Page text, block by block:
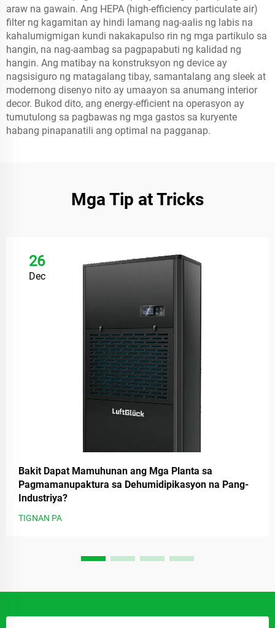
araw na gawain. Ang HEPA (high-efficiency particulate air)
filter ng kagamitan ay hindi lamang nag-aalis ng labis na
kahalumigmigan kundi nakakapulso rin ng mga partikulo sa
hangin, na nag-aambag sa pagpapabuti ng kalidad ng
hangin. Ang matibay na konstruksyon ng device ay
nagsisiguro ng matagalang tibay, samantalang ang sleek at
modernong disenyo nito ay umaayon sa anumang interior
decor. Bukod dito, ang energy-efficient na operasyon ay
tumutulong sa pagbawas ng mga gastos sa kuryente
habang pinapanatili ang optimal na pagganap.
Mga Tip at Tricks
26
Dec
Bakit Dapat Mamuhunan ang Mga Planta sa
Pagmamanupaktura sa Dehumidipikasyon na Pang-
Industriya?
TIGNAN PA